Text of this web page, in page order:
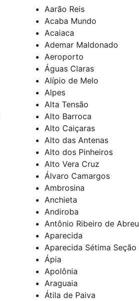
Aarão Reis
Acaba Mundo
Acaiaca
Ademar Maldonado
Aeroporto
Águas Claras
Alípio de Melo
Alpes
Alta Tensão
Alto Barroca
Alto Caiçaras
Alto das Antenas
Alto dos Pinheiros
Alto Vera Cruz
Álvaro Camargos
Ambrosina
Anchieta
Andiroba
Antônio Ribeiro de Abreu
Aparecida
Aparecida Sétima Seção
Ápia
Apolônia
Araguaia
Átila de Paiva